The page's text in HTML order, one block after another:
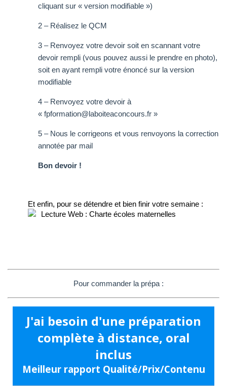
cliquant sur « version modifiable »)
2 – Réalisez le QCM
3 – Renvoyez votre devoir soit en scannant votre
devoir rempli (vous pouvez aussi le prendre en photo),
soit en ayant rempli votre énoncé sur la version
modifiable
4 – Renvoyez votre devoir à
« fpformation@laboiteaconcours.fr »
5 – Nous le corrigeons et vous renvoyons la correction
annotée par mail
Bon devoir !
Et enfin, pour se détendre et bien finir votre semaine :
Lecture Web : Charte écoles maternelles
Pour commander la prépa :
J'ai besoin d'une préparation
complète à distance, oral
inclus
Meilleur rapport Qualité/Prix/Contenu